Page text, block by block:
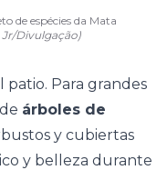
de espécies da Mata
Jr/Divulgação)
patio. Para grandes
árboles de
y cubiertas
y belleza durante